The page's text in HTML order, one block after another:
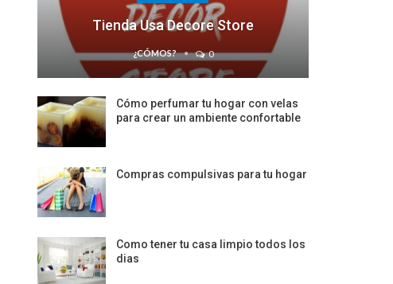
Tienda Usa Decore Store
¿CÓMOS? 0
Cómo perfumar tu hogar con velas
para crear un ambiente confortable
Compras compulsivas para tu hogar
Como tener tu casa limpio todos los
dias